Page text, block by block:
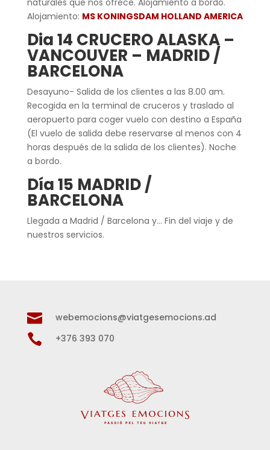
Alojamiento: MS KONINGSDAM HOLLAND AMERICA
Dia 14 CRUCERO ALASKA –
VANCOUVER – MADRID /
BARCELONA
Desayuno- Salida de los clientes a las 8.00 am.
Recogida en la terminal de cruceros y traslado al
aeropuerto para coger vuelo con destino a España
(El vuelo de salida debe reservarse al menos con 4
horas después de la salida de los clientes). Noche
a bordo.
Día 15 MADRID /
BARCELONA
Llegada a Madrid / Barcelona y… Fin del viaje y de
nuestros servicios.
 webemocions@viatgesemocions.ad
 +376 393 070